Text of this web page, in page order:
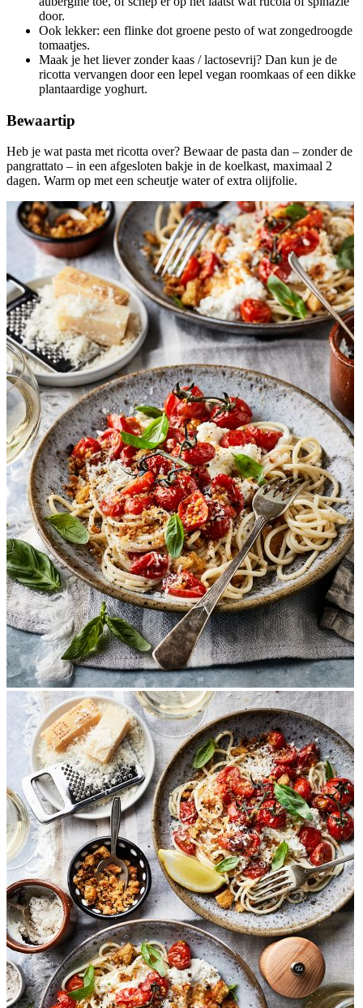
door.
Ook lekker: een flinke dot groene pesto of wat zongedroogde
tomaatjes.
Maak je het liever zonder kaas / lactosevrij? Dan kun je de
ricotta vervangen door een lepel vegan roomkaas of een dikke
plantaardige yoghurt.
Bewaartip
Heb je wat pasta met ricotta over? Bewaar de pasta dan – zonder de
pangrattato – in een afgesloten bakje in de koelkast, maximaal 2
dagen. Warm op met een scheutje water of extra olijfolie.